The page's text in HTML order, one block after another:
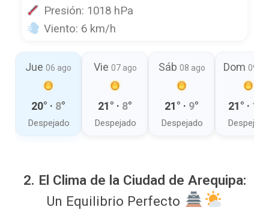
️ Presión: 1018 hPa
Viento: 6 km/h
Jue 06 ago
20° · 8°
Despejado
Vie 07 ago
21° · 8°
Despejado
Sáb 08 ago
21° · 9°
Despejado
Dom 09
21° · 10
Despejado
2. El Clima de la Ciudad de Arequipa:
Un Equilibrio Perfecto